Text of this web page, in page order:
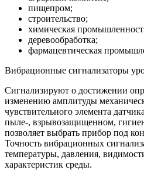
пищепром;
строительство;
химическая
деревообработка;
фармацевтическая
Вибрационные сигнализаторы
Сигнализируют о достижении
изменению амплитуды
чувствительного элемента
пыле-, взрывозащищенном,
позволяет выбрать прибор под
Точность вибрационных
температуры, давления,
характеристик среды.